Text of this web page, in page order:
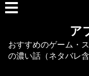
デタリキZ
アナザーエデン
ア
おすすめのゲーム・
の濃い話（ネタバレ